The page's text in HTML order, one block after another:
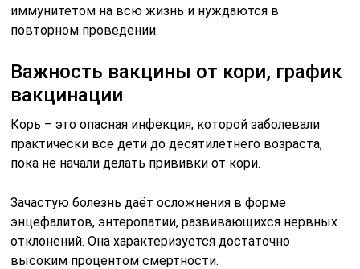
иммунитетом на всю жизнь и нуждаются в
повторном проведении.
Важность вакцины от кори, график
вакцинации
Корь – это опасная инфекция, которой заболевали
практически все дети до десятилетнего возраста,
пока не начали делать прививки от кори.
Зачастую болезнь даёт осложнения в форме
энцефалитов, энтеропатии, развивающихся нервных
отклонений. Она характеризуется достаточно
высоким процентом смертности.